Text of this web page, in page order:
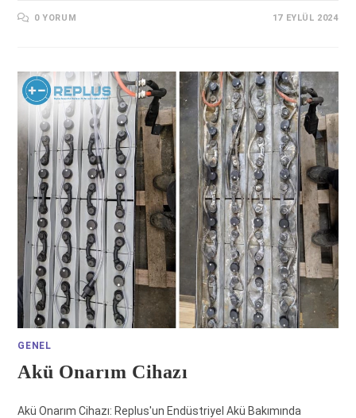
0 YORUM 17 EYLÜL 2024
GENEL
Akü Onarım Cihazı
Akü Onarım Cihazı: Replus'un Endüstriyel Akü Bakımında